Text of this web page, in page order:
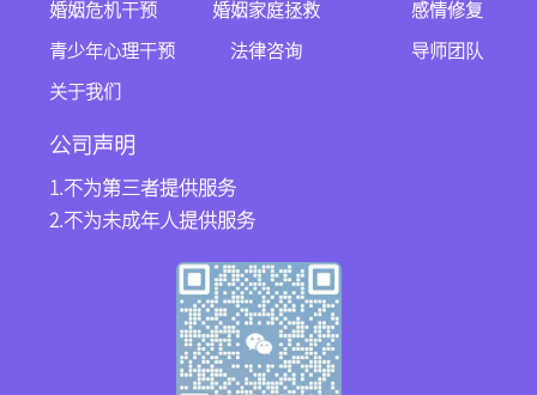
婚姻危机干预 婚姻家庭拯救 感情修复
青少年心理干预 法律咨询 导师团队
关于我们
公司声明
1.不为第三者提供服务
2.不为未成年人提供服务